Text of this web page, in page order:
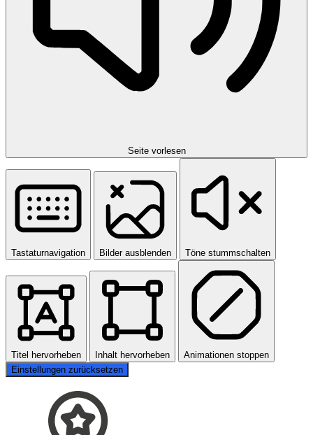
Seite vorlesen
Tastaturnavigation Bilder ausblenden Töne stummschalten
Titel hervorheben Inhalt hervorheben
Animationen stoppen
Einstellungen zurücksetzen